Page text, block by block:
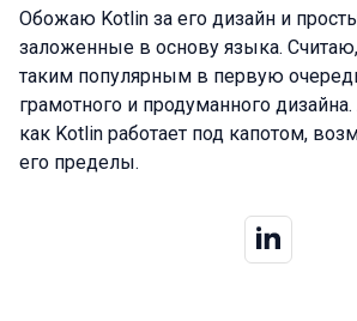
Обожаю Kotlin за его дизайн и
заложенные в основу языка. Считаю,
таким популярным в первую
грамотного и продуманного
как Kotlin работает под капотом,
его пределы.